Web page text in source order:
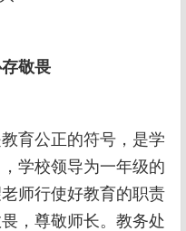
敬畏
育公正的符号，是学
学校领导为一年级的
师行使好教育的职责
，尊敬师长。教务处